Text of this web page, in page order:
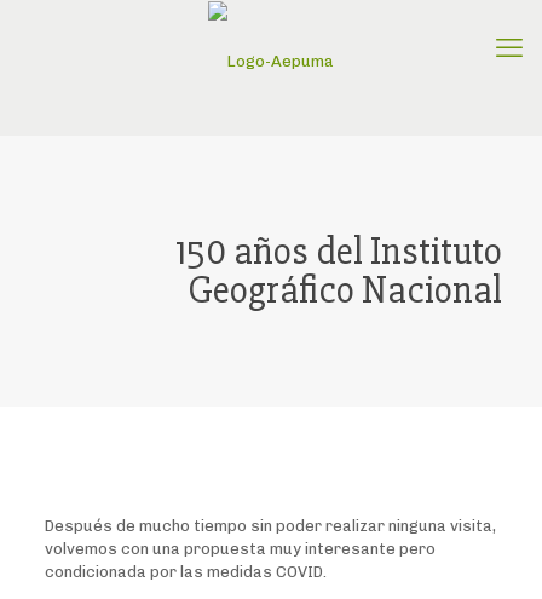
150 años del Instituto
Geográfico Nacional
Después de mucho tiempo sin poder realizar ninguna visita,
volvemos con una propuesta muy interesante pero
condicionada por las medidas COVID.